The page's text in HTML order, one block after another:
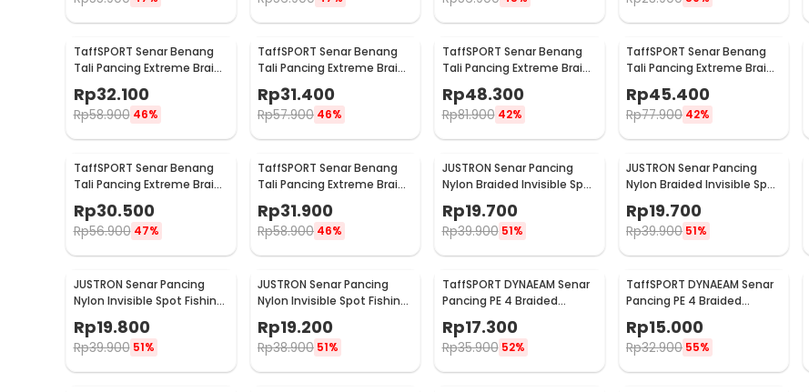
TaffSPORT Senar Benang
Tali Pancing Extreme Braid
1.2 300M - FM-PEL
Rp32.100
Rp58.900 46%
TaffSPORT Senar Benang
Tali Pancing Extreme Braid
2.5 300M - FM-PEL
Rp31.400
Rp57.900 46%
TaffSPORT Senar Benang
Tali Pancing Extreme Braid
0.4 500M - FM-PEL
Rp48.300
Rp81.900 42%
TaffSPORT Senar Benang
Tali Pancing Extreme Braid
Rp45.400
Rp77.900 42%
TaffSPORT Senar Benang
Tali Pancing Extreme Braid
3.0 300M - FM-PEL
Rp30.500
Rp56.900 47%
TaffSPORT Senar Benang
Tali Pancing Extreme Braid
5.0 300M - FM-PEL
Rp31.900
Rp58.900 46%
JUSTRON Senar Pancing
Nylon Braided Invisible Spot
Rp19.700
Rp39.900 51%
JUSTRON Senar Pancing
Nylon Braided Invisible Spot
DPLS
Rp19.700
Rp39.900 51%
JUSTRON Senar Pancing
Nylon Invisible Spot Fishing
Line 500M 4.0 - MR-500M
Rp19.800
Rp39.900 51%
JUSTRON Senar Pancing
Nylon Invisible Spot Fishing
Rp19.200
Rp38.900 51%
TaffSPORT DYNAEAM Senar
Pancing PE 4 Braided
Strand Fishing Line 100M 0.2
- FM10
Rp17.300
Rp35.900 52%
TaffSPORT DYNAEAM Senar
Pancing PE 4 Braided
- FM10
Rp15.000
Rp32.900 55%